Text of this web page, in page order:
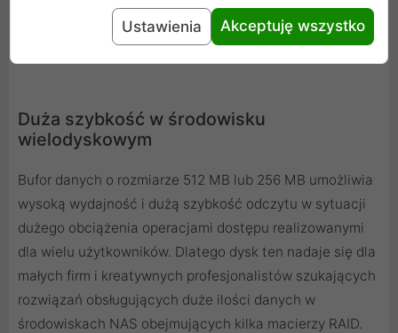
Duża szybkość w środowisku
wielodyskowym
Bufor danych o rozmiarze 512 MB lub 256 MB umożliwia
wysoką wydajność i dużą szybkość odczytu w sytuacji
dużego obciążenia operacjami dostępu realizowanymi
dla wielu użytkowników. Dlatego dysk ten nadaje się dla
małych firm i kreatywnych profesjonalistów szukających
rozwiązań obsługujących duże ilości danych w
środowiskach NAS obejmujących kilka macierzy RAID.
Ustawienia Akceptuję wszystko